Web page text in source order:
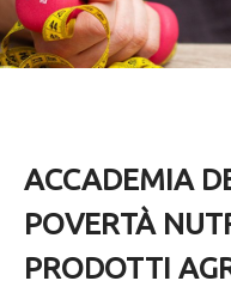
ACCADEMIA
POVERTÀ
PRODOTTI